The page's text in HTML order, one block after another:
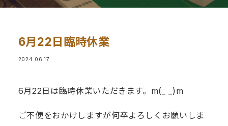
6月22日臨時休業
2024.06.17
6月22日は臨時休業いただきます。m(_ _)m
ご不便をおかけしますが何卒よろしくお願いしま